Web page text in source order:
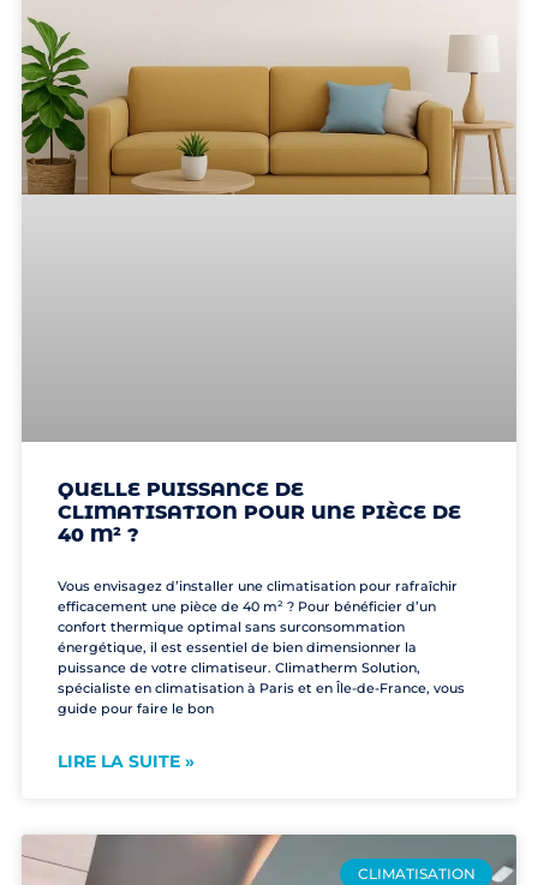
QUELLE PUISSANCE DE
CLIMATISATION POUR UNE PIÈCE DE
40 M² ?
Vous envisagez d’installer une climatisation pour rafraîchir
efficacement une pièce de 40 m² ? Pour bénéficier d’un
confort thermique optimal sans surconsommation
énergétique, il est essentiel de bien dimensionner la
puissance de votre climatiseur. Climatherm Solution,
spécialiste en climatisation à Paris et en Île-de-France, vous
guide pour faire le bon
LIRE LA SUITE »
CLIMATISATION